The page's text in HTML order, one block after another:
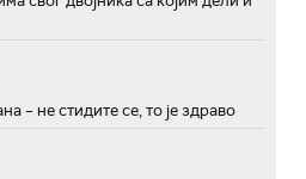
– не стидите се, то је здраво